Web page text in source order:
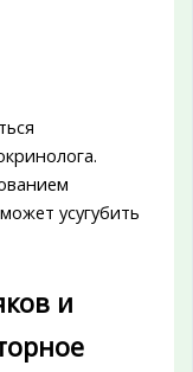
усугубить
и